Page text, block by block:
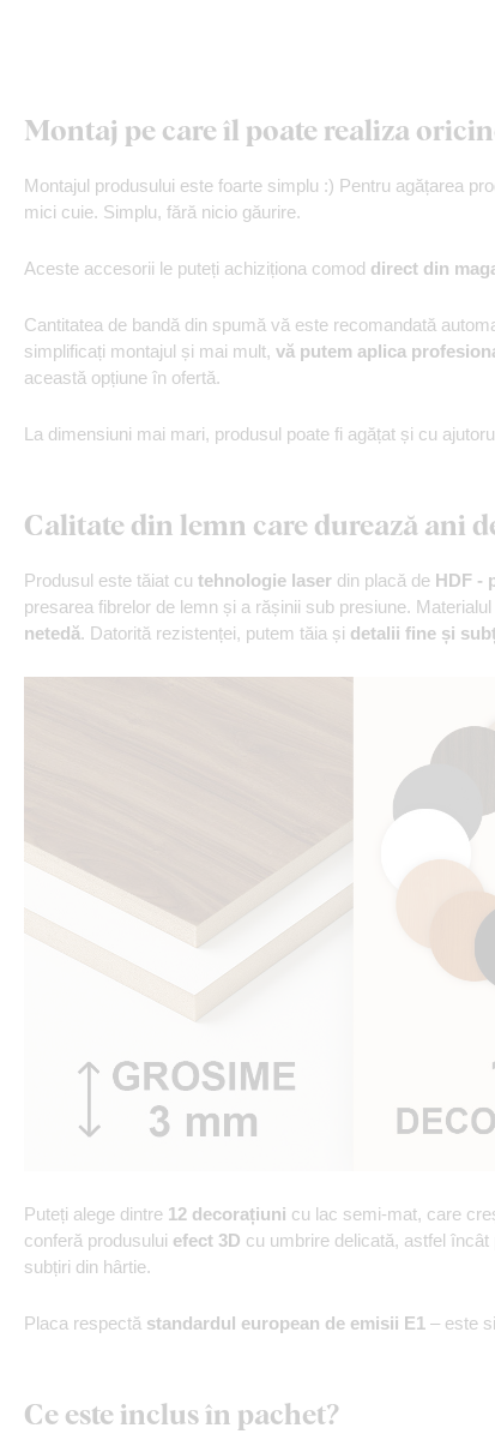
Montaj pe care îl poate realiza
Montajul produsului este foarte simplu :) Pentru agățarea
mici cuie. Simplu, fără nicio găurire.
Aceste accesorii le puteți achiziționa comod direct din
Cantitatea de bandă din spumă vă este recomandată
simplificați montajul și mai mult, vă putem aplica
această opțiune în ofertă.
La dimensiuni mai mari, produsul poate fi agățat și cu
Calitate din lemn care durează ani
Produsul este tăiat cu tehnologie laser din placă de HDF -
presarea fibrelor de lemn și a rășinii sub presiune.
netedă. Datorită rezistenței, putem tăia și detalii fine și
Puteți alege dintre 12 decorațiuni cu lac semi-mat, care
conferă produsului efect 3D cu umbrire delicată, astfel
subțiri din hârtie.
Placa respectă standardul european de emisii E1 – este
Ce este inclus în pachet?